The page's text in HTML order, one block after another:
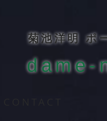
菊池洋明 ポ